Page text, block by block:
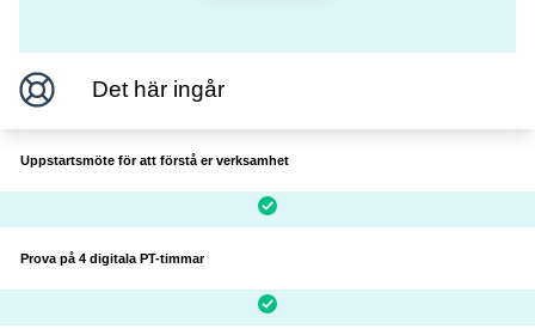
Det här ingår
Uppstartsmöte för att förstå er verksamhet
Prova på 4 digitala PT-timmar